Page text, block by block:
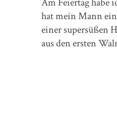
hat mein Mann
einer supersüßen
aus den ersten